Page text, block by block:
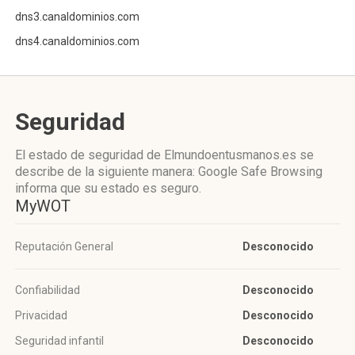
dns3.canaldominios.com
dns4.canaldominios.com
Seguridad
El estado de seguridad de Elmundoentusmanos.es se
describe de la siguiente manera: Google Safe Browsing
informa que su estado es seguro.
MyWOT
Reputación General Desconocido
Confiabilidad
Desconocido
Privacidad
Desconocido
Seguridad infantil
Desconocido